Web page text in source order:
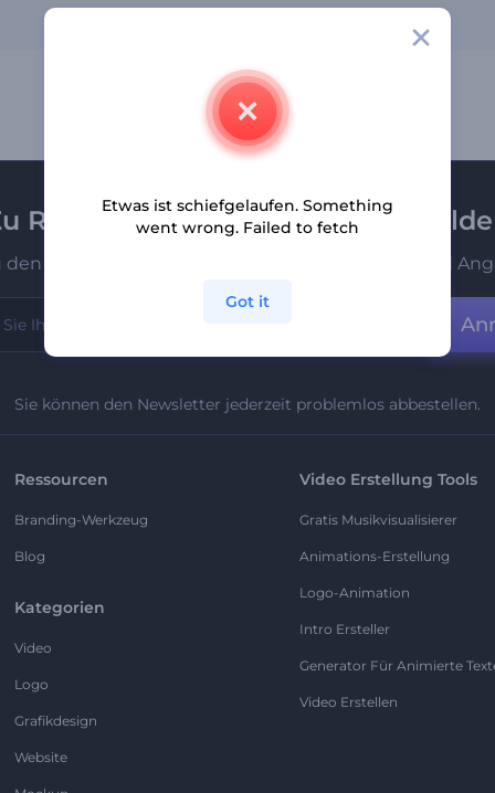
Renderforest-Newsletter
den Ersten, die unsere neuesten Nachrichten und
Sie können den Newsletter jederzeit problemlos abbestellen.
Ressourcen
Branding-Werkzeug
Blog
Kategorien
Video
Logo
Grafikdesign
Website
Video Erstellung Tools
Gratis Musikvisualisierer
Animations-Erstellung
Logo-Animation
Intro Ersteller
Generator Für Animierte
Video Erstellen
Etwas ist schiefgelaufen. Something
went wrong. Failed to fetch
Got it